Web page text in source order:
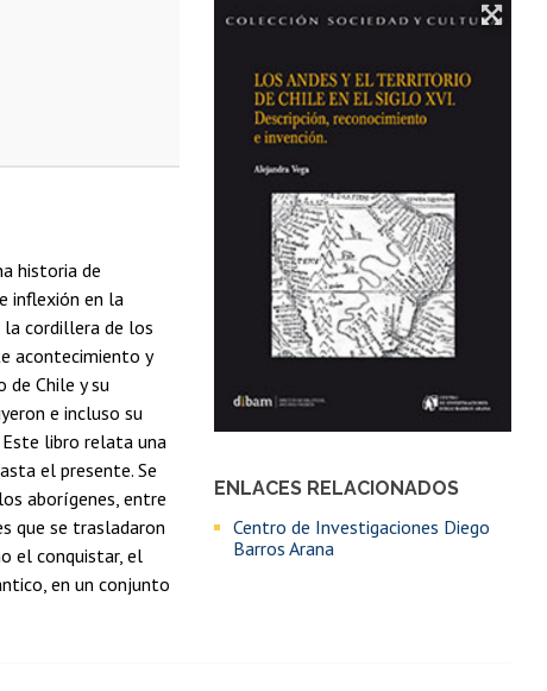
ENLACES RELACIONADOS
Centro de Investigaciones Diego
Barros Arana
historia de
inflexión en la
la cordillera de los
acontecimiento y
de Chile y su
e incluso su
libro relata una
el presente. Se
aborígenes, entre
que se trasladaron
el conquistar, el
en un conjunto